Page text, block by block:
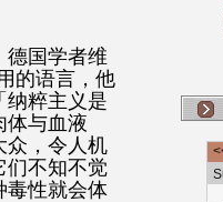
德国学者维
的语言，他
纳粹主义是
体与血液
众，令人机
不知不觉
毒性就会体